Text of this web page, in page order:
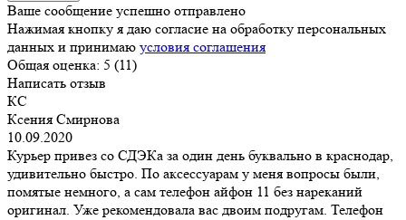
Ваше сообщение успешно отправлено
Нажимая кнопку я даю согласие на обработку персональных
данных и принимаю условия соглашения
Общая оценка: 5 (11)
Написать отзыв
КС
Ксения Смирнова
10.09.2020
Курьер привез со СДЭКа за один день буквально в краснодар,
удивительно быстро. По аксессуарам у меня вопросы были,
помятые немного, а сам телефон айфон 11 без нареканий
оригинал. Уже рекомендовала вас двоим подругам. Телефон